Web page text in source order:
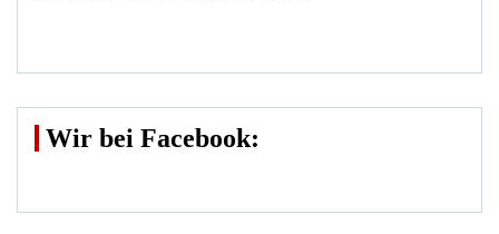
Wir bei Facebook: